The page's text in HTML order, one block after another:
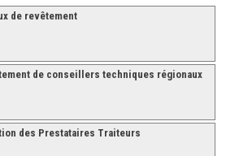
de revêtement
de conseillers techniques régionaux
des Prestataires Traiteurs